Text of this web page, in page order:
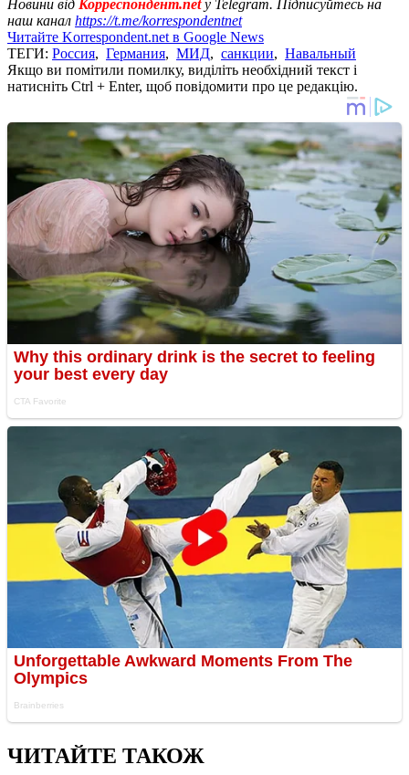
Новини від Корреспондент.netу Telegram. Підписуйтесь на
наш канал https://t.me/korrespondentnet
Читайте Korrespondent.net в Google News
ТЕГИ: Россия, Германия, МИД, санкции, Навальный
Якщо ви помітили помилку, виділіть необхідний текст і
натисніть Ctrl + Enter, щоб повідомити про це редакцію.
ЧИТАЙТЕ ТАКОЖ